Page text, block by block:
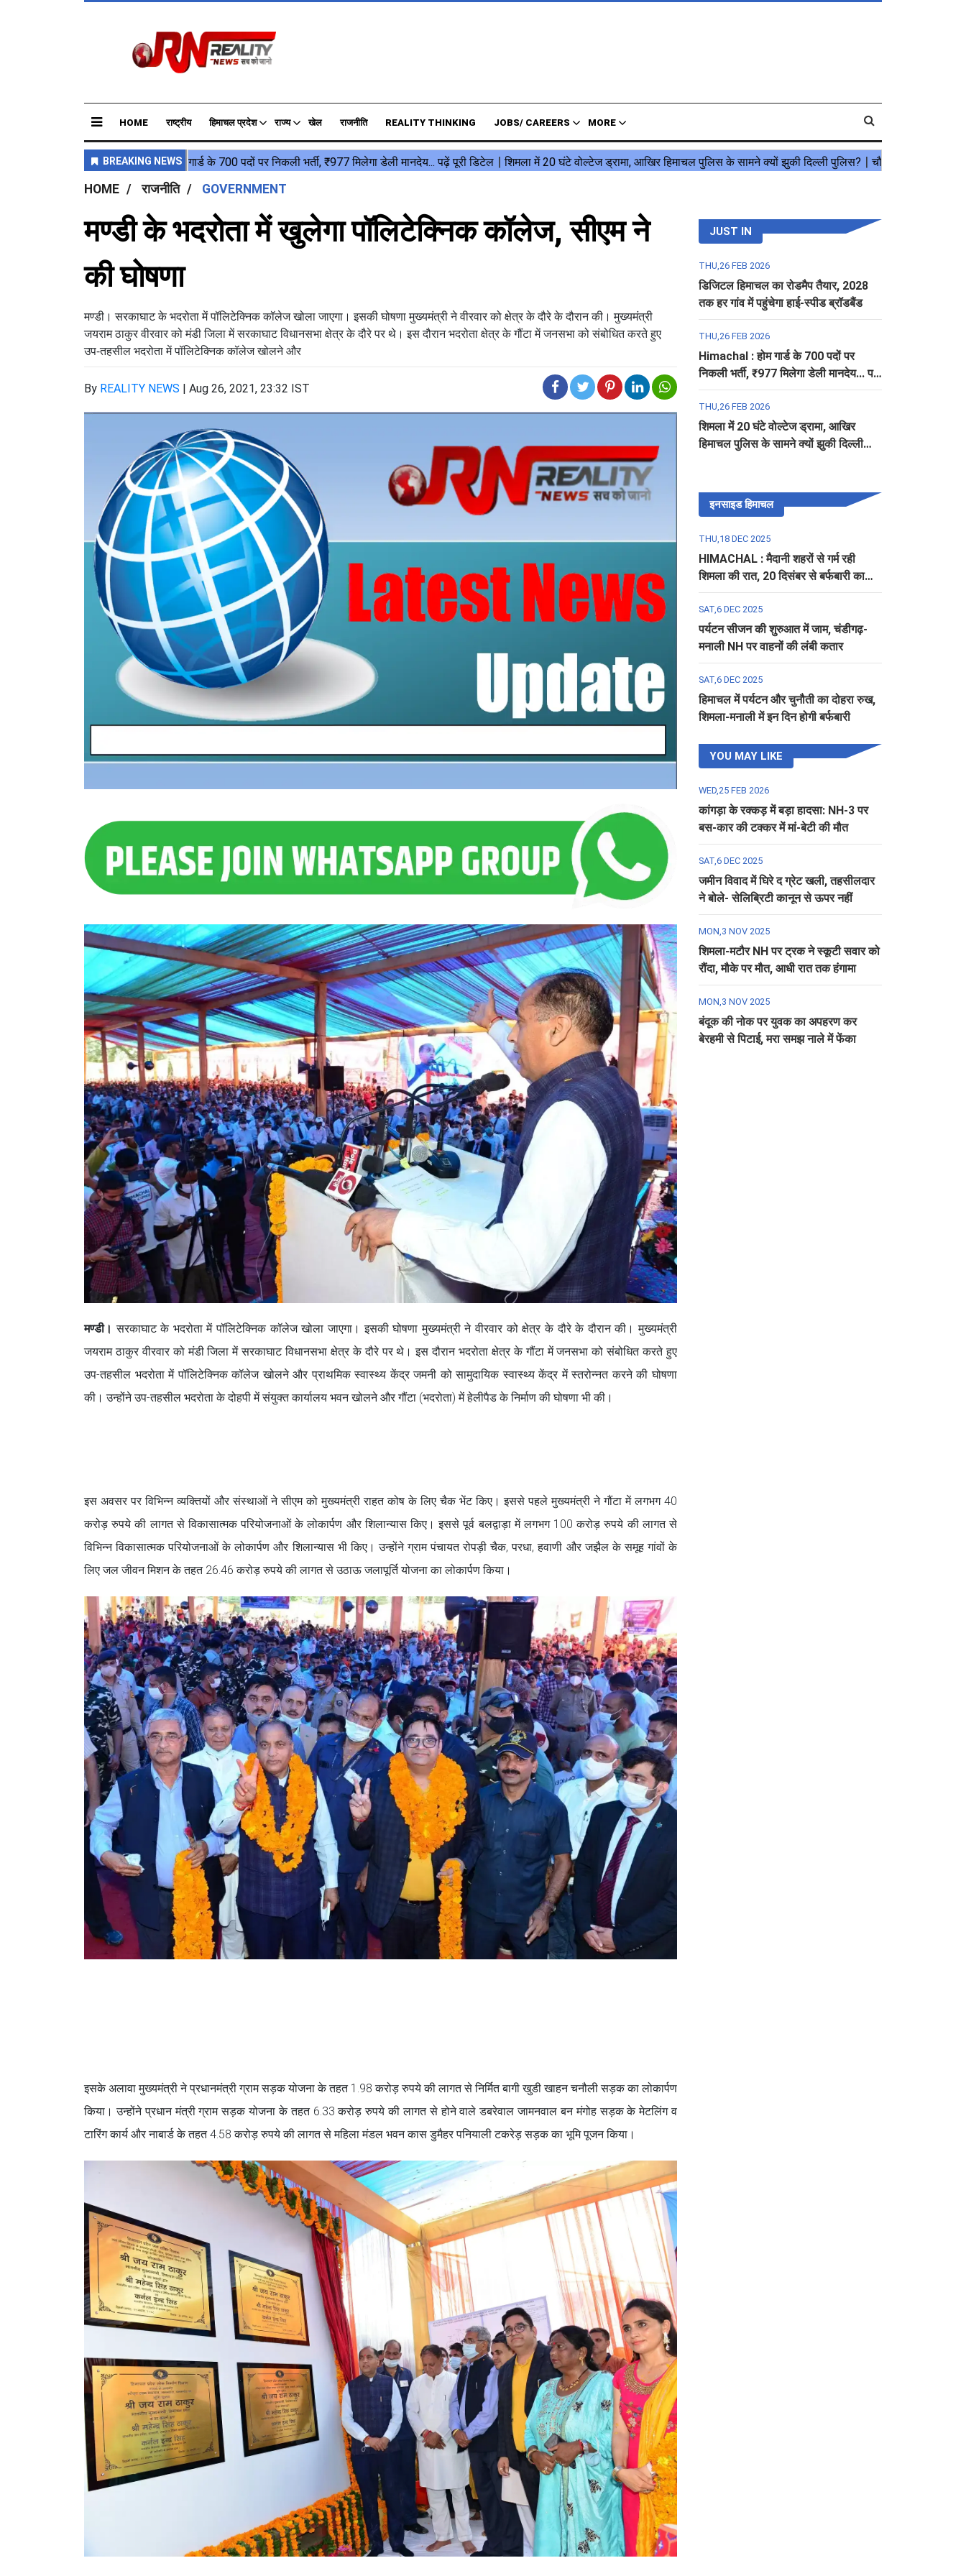
HOME राष्ट्रीय हिमाचल प्रदेश राज्य खेल राजनीति REALITY THINKING JOBS/ CAREERS MORE
HOME राजनीति GOVERNMENT
मण्डी के भदरोता में खुलेगा पॉलिटेक्निक कॉलेज, सीएम ने
की घोषणा
मण्डी। सरकाघाट के भदरोता में पॉलिटेक्निक कॉलेज खोला जाएगा। इसकी घोषणा मुख्यमंत्री ने वीरवार को क्षेत्र के दौरे के दौरान की। मुख्यमंत्री
जयराम ठाकुर वीरवार को मंडी जिला में सरकाघाट विधानसभा क्षेत्र के दौरे पर थे। इस दौरान भदरोता क्षेत्र के गौंटा में जनसभा को संबोधित करते हुए
उप-तहसील भदरोता में पॉलिटेक्निक कॉलेज खोलने और
By REALITY NEWS | Aug 26, 2021, 23:32 IST
मण्डी। सरकाघाट के भदरोता में पॉलिटेक्निक कॉलेज खोला जाएगा। इसकी घोषणा मुख्यमंत्री ने वीरवार को क्षेत्र के दौरे के दौरान की। मुख्यमंत्री
जयराम ठाकुर वीरवार को मंडी जिला में सरकाघाट विधानसभा क्षेत्र के दौरे पर थे। इस दौरान भदरोता क्षेत्र के गौंटा में जनसभा को संबोधित करते हुए
उप-तहसील भदरोता में पॉलिटेक्निक कॉलेज खोलने और प्राथमिक स्वास्थ्य केंद्र जमनी को सामुदायिक स्वास्थ्य केंद्र में स्तरोन्नत करने की घोषणा
की। उन्होंने उप-तहसील भदरोता के दोहपी में संयुक्त कार्यालय भवन खोलने और गौंटा (भदरोता) में हेलीपैड के निर्माण की घोषणा भी की।
इस अवसर पर विभिन्न व्यक्तियों और संस्थाओं ने सीएम को मुख्यमंत्री राहत कोष के लिए चैक भेंट किए। इससे पहले मुख्यमंत्री ने गौंटा में लगभग 40
करोड़ रुपये की लागत से विकासात्मक परियोजनाओं के लोकार्पण और शिलान्यास किए। इससे पूर्व बलद्वाड़ा में लगभग 100 करोड़ रुपये की लागत से
विभिन्न विकासात्मक परियोजनाओं के लोकार्पण और शिलान्यास भी किए। उन्होंने ग्राम पंचायत रोपड़ी चैक, परधा, हवाणी और जझैल के समूह गांवों के
लिए जल जीवन मिशन के तहत 26.46 करोड़ रुपये की लागत से उठाऊ जलापूर्ति योजना का लोकार्पण किया।
इसके अलावा मुख्यमंत्री ने प्रधानमंत्री ग्राम सड़क योजना के तहत 1.98 करोड़ रुपये की लागत से निर्मित बागी खुडी खाहन चनौली सड़क का लोकार्पण
किया। उन्होंने प्रधान मंत्री ग्राम सड़क योजना के तहत 6.33 करोड़ रुपये की लागत से होने वाले डबरेवाल जामनवाल बन मंगोह सड़क के मेटलिंग व
टारिंग कार्य और नाबार्ड के तहत 4.58 करोड़ रुपये की लागत से महिला मंडल भवन कास डुमैहर पनियाली टकरेड़ सड़क का भूमि पूजन किया।
JUST IN
THU,26 FEB 2026
डिजिटल हिमाचल का रोडमैप तैयार, 2028
तक हर गांव में पहुंचेगा हाई-स्पीड ब्रॉडबैंड
THU,26 FEB 2026
Himachal : होम गार्ड के 700 पदों पर
निकली भर्ती, ₹977 मिलेगा डेली मानदेय... पढ़ें
पूरी डिटेल
THU,26 FEB 2026
शिमला में 20 घंटे वोल्टेज ड्रामा, आखिर
हिमाचल पुलिस के सामने क्यों झुकी दिल्ली
इनसाइड हिमाचल
THU,18 DEC 2025
HIMACHAL : मैदानी शहरों से गर्म रही
शिमला की रात, 20 दिसंबर से बर्फबारी का
अलर्ट
SAT,6 DEC 2025
पर्यटन सीजन की शुरुआत में जाम, चंडीगढ़-
मनाली NH पर वाहनों की लंबी कतार
SAT,6 DEC 2025
हिमाचल में पर्यटन और चुनौती का दोहरा रुख,
शिमला-मनाली में इन दिन होगी बर्फबारी
YOU MAY LIKE
WED,25 FEB 2026
कांगड़ा के रक्कड़ में बड़ा हादसा: NH-3 पर
बस-कार की टक्कर में मां-बेटी की मौत
SAT,6 DEC 2025
जमीन विवाद में घिरे द ग्रेट खली, तहसीलदार
ने बोले- सेलिब्रिटी कानून से ऊपर नहीं
MON,3 NOV 2025
शिमला-मटौर NH पर ट्रक ने स्कूटी सवार को
रौंदा, मौके पर मौत, आधी रात तक हंगामा
MON,3 NOV 2025
बंदूक की नोक पर युवक का अपहरण कर
बेरहमी से पिटाई, मरा समझ नाले में फेंका